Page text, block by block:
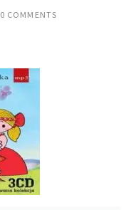
0 COMMENTS